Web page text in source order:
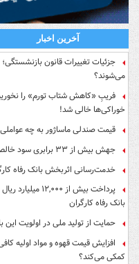
آخرین اخبار
جزئیات تغییرات قانون
می‌شوند؟
خوراکی‌ها خالی شد!
قیمت صندلی ماساژور به چه
جهش بیش از ۳۳ برابری سود خالص بانک رفاه کارگران در بهار ۱۴۰۵
خدمت‌رسانی اثربخش بانک رفاه
پرداخت بیش از
بانک رفاه کارگران
حمایت از تولید ملی در اولویت این
افزایش قیمت قهوه و مواد اولیه
کمکی می‌کند؟